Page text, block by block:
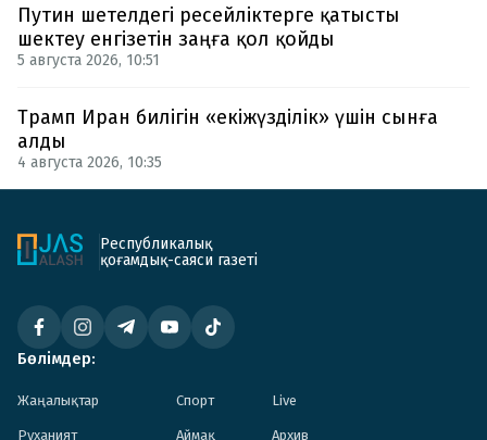
Путин шетелдегі ресейліктерге қатысты
шектеу енгізетін заңға қол қойды
5 августа 2026, 10:51
Трамп Иран билігін «екіжүзділік» үшін сынға
алды
4 августа 2026, 10:35
Республикалық
қоғамдық-саяси газеті
Бөлімдер:
Жаңалықтар Спорт Live
Руханият Аймақ Архив